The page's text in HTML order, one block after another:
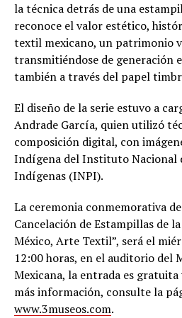
la técnica detrás de una
reconoce el valor estético,
textil mexicano, un patrimonio
transmitiéndose de generación
también a través del papel
El diseño de la serie estuvo a
Andrade García, quien utilizó
composición digital, con
Indígena del Instituto Nacional
Indígenas (INPI).
La ceremonia conmemorativa
Cancelación de Estampillas de
México, Arte Textil”, será el
12:00 horas, en el auditorio del
Mexicana, la entrada es
más información, consulte la
www.3museos.com.